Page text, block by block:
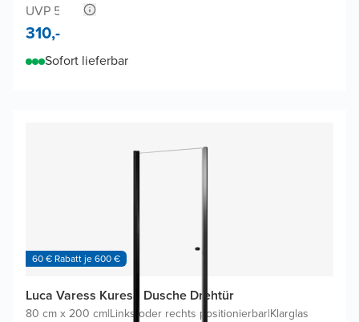
UVP 580,-
310,-
Sofort lieferbar
60 € Rabatt je 600 €
Luca Varess Kuresa Dusche Drehtür
80 cm x 200 cm|Links oder rechts positionierbar|Klarglas